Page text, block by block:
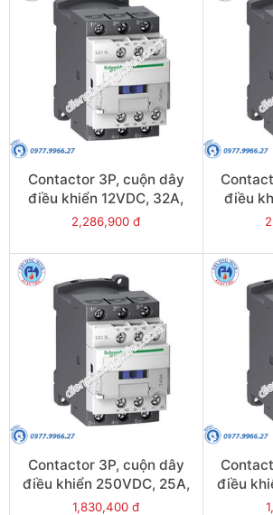
Contactor 3P, cuộn dây
điều khiển 12VDC, 32A,
1N/O, 1N/C - Model
2,286,900 đ
điều
1N/
Contactor 3P, cuộn dây
điều khiển 250VDC, 25A,
1N/O, 1N/C - Model
1,830,400 đ
điều
1N/